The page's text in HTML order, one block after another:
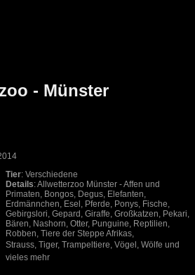
- Münster
Tier: Verschiedene
Details: Allwetterzoo Münster - Affen und
Primaten, Bongos, Degus, Elefanten,
Erdmännchen, Esel, Pferde, Ponys, Fische,
Gebirgslori, Gepard, Giraffe, Großkatzen, Pekari,
Bären, Nashorn, Otter, Punguine, Reptilien,
Robben, Tiere der Steppe Afrikas,
Strauss, Tiger, Trampeltiere, Vögel, Wölfe und
vieles mehr